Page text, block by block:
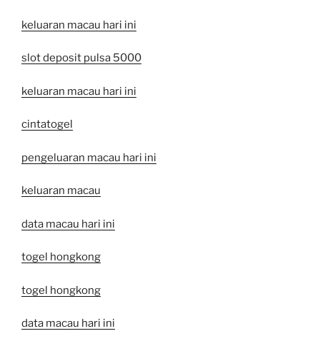
keluaran macau hari ini
slot deposit pulsa 5000
keluaran macau hari ini
cintatogel
pengeluaran macau hari ini
keluaran macau
data macau hari ini
togel hongkong
togel hongkong
data macau hari ini